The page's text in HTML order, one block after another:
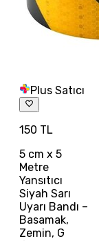
Plus Satıcı
150 TL
5 cm x 5
Metre
Yansıtıcı
Siyah Sarı
Uyarı Bandı –
Basamak,
Zemin, G